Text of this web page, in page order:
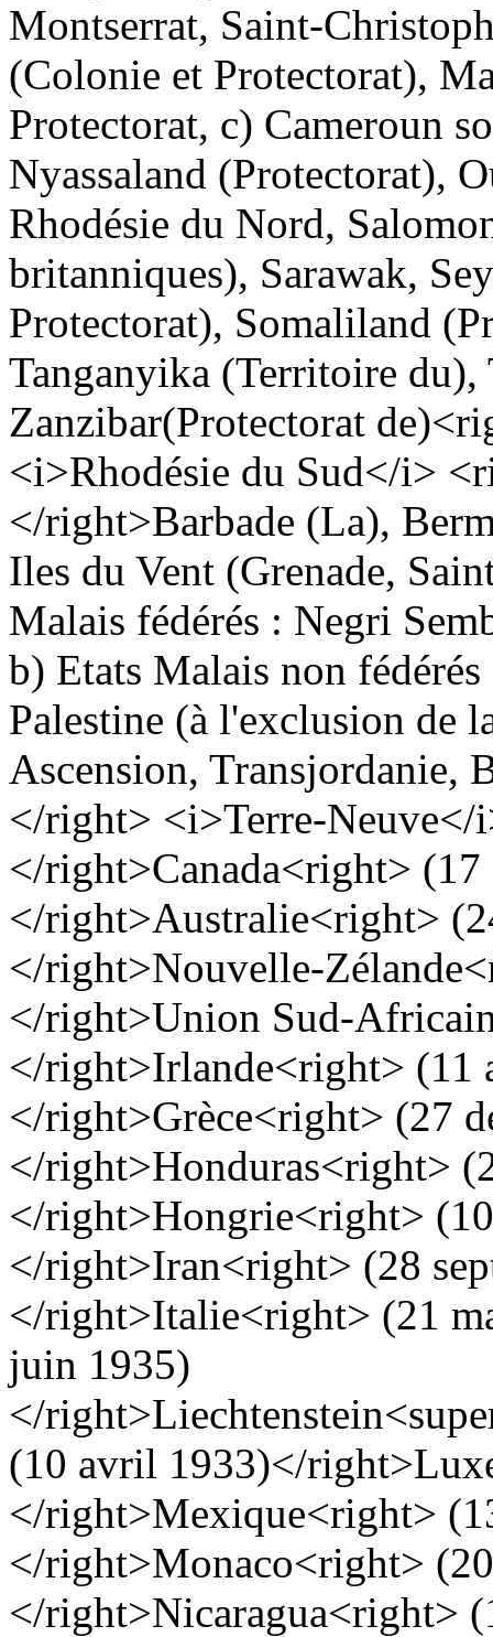
Montserrat, Saint-
(Colonie et Protectorat),
Protectorat, c) Cameroun
Nyassaland (Protectorat),
Rhodésie du Nord,
britanniques), Sarawak,
Protectorat), Somaliland
Tanganyika (Territoire du),
Zanzibar(Protectorat de)
<i>Rhodésie du Sud</i>
</right>Barbade (La),
Iles du Vent (Grenade,
Malais fédérés : Negri
b) Etats Malais non
Palestine (à l'exclusion de
Ascension, Transjordanie,
</right> <i>Terre-
</right>Canada<right> (17
</right>Australie<right>
</right>Nouvelle-Zélande
</right>Union Sud-
</right>Irlande<right> (11
</right>Grèce<right> (27
</right>Honduras<right>
</right>Hongrie<right>
</right>Iran<right> (28
</right>Italie<right> (21
juin 1935)
</right>
(10 avril 1933)</right>
</right>Mexique<right>
</right>Monaco<right>
</right>Nicaragua<right>